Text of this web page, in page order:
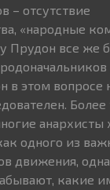
– отсутствие
«народные
Прудон все же
в этом вопросе
Более
анархисты
одного из
движения,
какие